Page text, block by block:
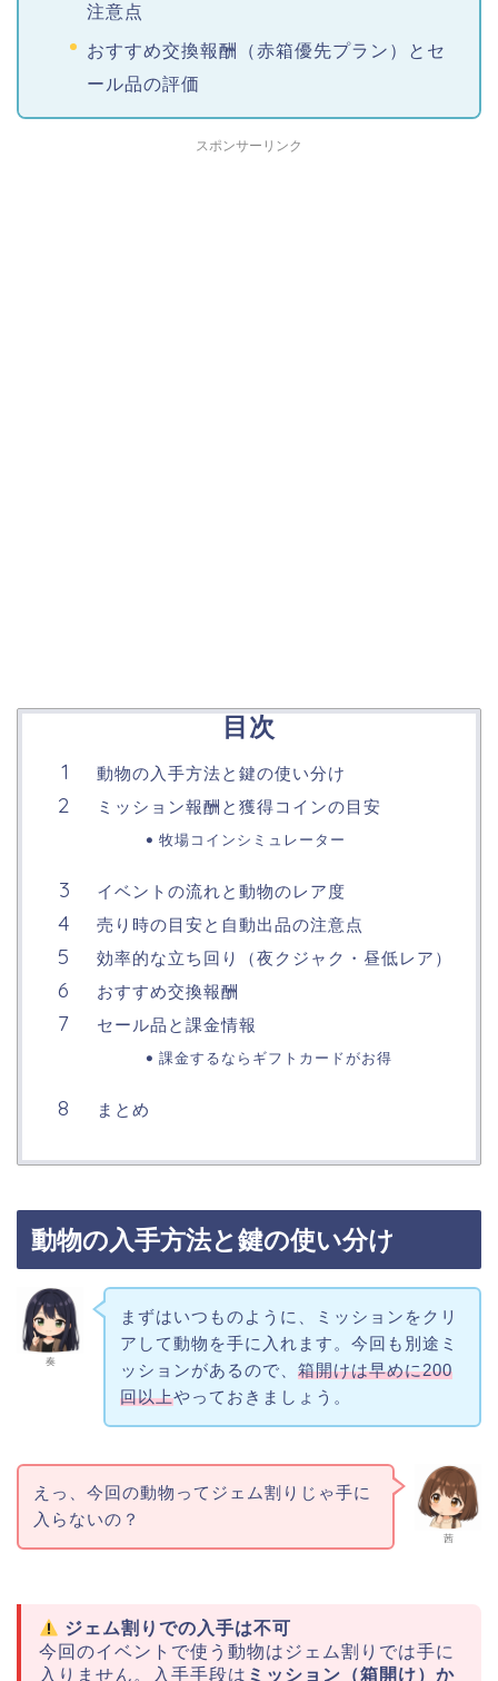
注意点
おすすめ交換報酬（赤箱優先プラン）とセ
ール品の評価
スポンサーリンク
目次
動物の入手方法と鍵の使い分け
ミッション報酬と獲得コインの目安
牧場コインシミュレーター
イベントの流れと動物のレア度
売り時の目安と自動出品の注意点
効率的な立ち回り（夜クジャク・昼低レア）
おすすめ交換報酬
セール品と課金情報
課金するならギフトカードがお得
まとめ
動物の入手方法と鍵の使い分け
奏
まずはいつものように、ミッションをクリ
アして動物を手に入れます。今回も別途ミ
ッションがあるので、 箱開けは早めに200
回以上やっておきましょう。
茜
えっ、今回の動物ってジェム割りじゃ手に
入らないの？
ジェム割りでの入手は不可
今回のイベントで使う動物はジェム割りでは手に
入りません。入手手段は ミッション（箱開け）か